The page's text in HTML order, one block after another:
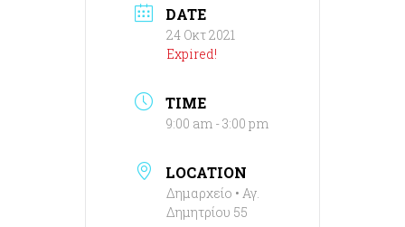
DATE
24 Οκτ 2021
Expired!
TIME
9:00 am - 3:00 pm
LOCATION
Δημαρχείο • Αγ.
Δημητρίου 55